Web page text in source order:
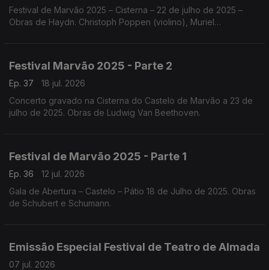
Festival de Marvão 2025 – Cisterna – 22 de julho de 2025 –
Obras de Haydn. Christoph Poppen (violino), Muriel
Festival Marvão 2025 - Parte 2
Ep. 37
18 jul. 2026
Concerto gravado na Cisterna do Castelo de Marvão a 23 de
julho de 2025. Obras de Ludwig Van Beethoven.
Festival de Marvão 2025 - Parte 1
Ep. 36
12 jul. 2026
Gala de Abertura – Castelo – Pátio 18 de Julho de 2025. Obras
de Schubert e Schumann.
Emissão Especial Festival de Teatro de Almada
07 jul. 2026